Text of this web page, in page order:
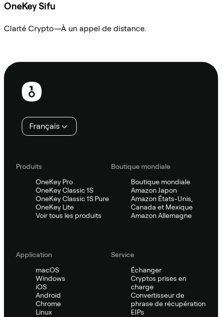
OneKey Sifu
Clarté Crypto—À un appel de distance.
Pied
page
Français
Produits
OneKey Pro
OneKey Classic 1S
OneKey Classic 1S Pure
OneKey Lite
Voir tous les produits
Boutique mondiale
Boutique mondiale
Amazon Japon
Amazon États-Unis,
Canada et Mexique
Amazon Allemagne
Application
macOS
Windows
iOS
Android
Chrome
Linux
Service
Échanger
Cryptos prises en
charge
Convertisseur de
phrase de récupération
EIPs